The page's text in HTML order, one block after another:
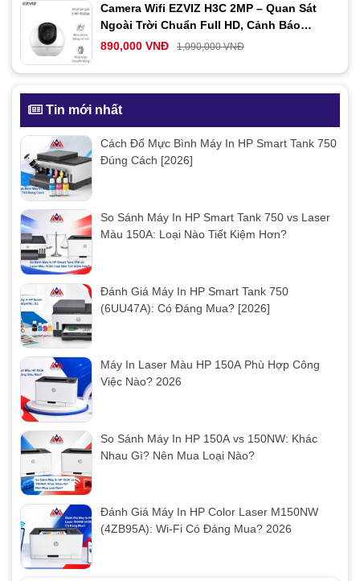
Camera Wifi EZVIZ H3C 2MP – Quan Sát
Ngoài Trời Chuẩn Full HD, Cảnh Báo
Chuyển Động, Đàm Thoại Hai Chiều
890,000 VNĐ 1,090,000 VNĐ
Tin mới nhất
Cách Đổ Mực Bình Máy In HP Smart Tank 750
Đúng Cách [2026]
So Sánh Máy In HP Smart Tank 750 vs Laser
Màu 150A: Loại Nào Tiết Kiệm Hơn?
Đánh Giá Máy In HP Smart Tank 750
(6UU47A): Có Đáng Mua? [2026]
Máy In Laser Màu HP 150A Phù Hợp Công
Việc Nào? 2026
So Sánh Máy In HP 150A vs 150NW: Khác
Nhau Gì? Nên Mua Loại Nào?
Đánh Giá Máy In HP Color Laser M150NW
(4ZB95A): Wi-Fi Có Đáng Mua? 2026